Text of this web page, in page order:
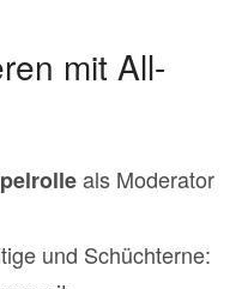
mit All-
als Moderator
und Schüchterne: